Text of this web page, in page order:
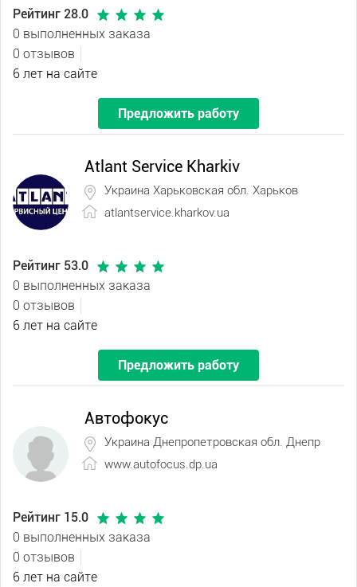
Рейтинг 28.0
0 выполненных заказа
0 отзывов
6 лет на сайте
Предложить работу
Atlant Service Kharkiv
Украина Харьковская обл. Харьков
atlantservice.kharkov.ua
Рейтинг 53.0
0 выполненных заказа
0 отзывов
6 лет на сайте
Предложить работу
Автофокус
Украина Днепропетровская обл. Днепр
www.autofocus.dp.ua
Рейтинг 15.0
0 выполненных заказа
0 отзывов
6 лет на сайте